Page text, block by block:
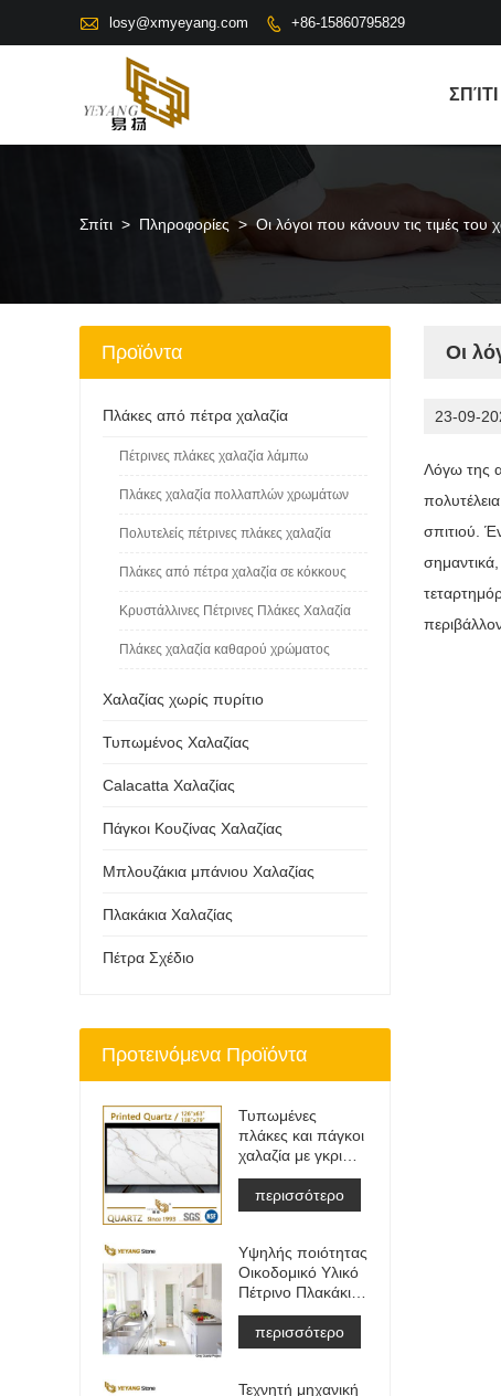
 losy@xmyeyang.com  +86-15860795829
ΣΠΊΤΙ
Σπίτι > Πληροφορίες > Οι λόγοι που κάνουν τις τιμές του
Οι
23-09-
Λόγω της
σπιτιού.
Προϊόντα
Πλάκες από πέτρα χαλαζία
Πέτρινες πλάκες χαλαζία λάμπω
Πλάκες χαλαζία πολλαπλών χρωμάτων
Πολυτελείς πέτρινες πλάκες χαλαζία
Πλάκες από πέτρα χαλαζία σε κόκκους
Κρυστάλλινες Πέτρινες Πλάκες Χαλαζία
Πλάκες χαλαζία καθαρού χρώματος
Χαλαζίας χωρίς πυρίτιο
Τυπωμένος Χαλαζίας
Calacatta Χαλαζίας
Πάγκοι Κουζίνας Χαλαζίας
Μπλουζάκια μπάνιου Χαλαζίας
Πλακάκια Χαλαζίας
Πέτρα Σχέδιο
Προτεινόμενα Προϊόντα
Τυπωμένες
πλάκες και πάγκοι
χαλαζία με γκρι
φλέβα | Γεμάτος
Σώμα Εντυπος
Χαλαζίας PQ005
περισσότερο
Υψηλής ποιότητας
Οικοδομικό Υλικό
Πέτρινο Πλακάκι
Δαπέδου Ανοιχτό
Γκρι Έργα
περισσότερο
Τεχνητή μηχανική